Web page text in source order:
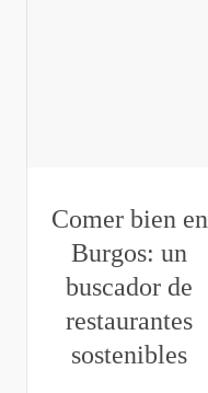
Comer bien en
Burgos: un
buscador de
restaurantes
sostenibles